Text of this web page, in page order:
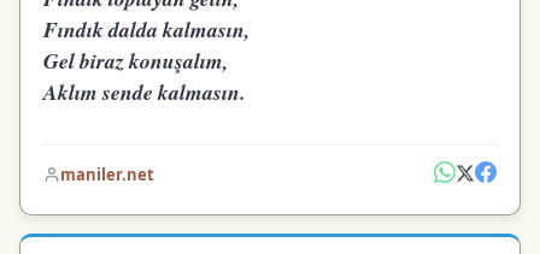
Fındık dalda kalmasın,
Gel biraz konuşalım,
Aklım sende kalmasın.
maniler.net